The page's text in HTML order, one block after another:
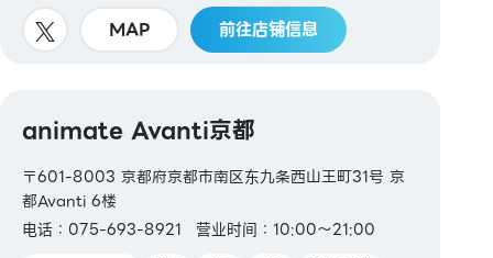
MAP 前往店铺信息
animate Avanti京都
〒601-8003 京都府京都市南区东九条西山王町31号 京
都Avanti 6楼
电话：075-693-8921
营业时间：10:00～21:00